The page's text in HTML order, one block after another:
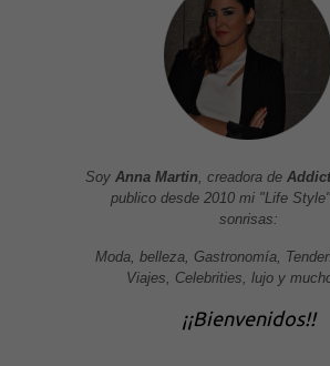
Soy Anna Martin , creadora de
publico desde 2010 mi "Life
sonrisas:
Moda, belleza, Gastronomía,
Viajes, Celebrities, lujo y
¡¡Bienvenidos!!